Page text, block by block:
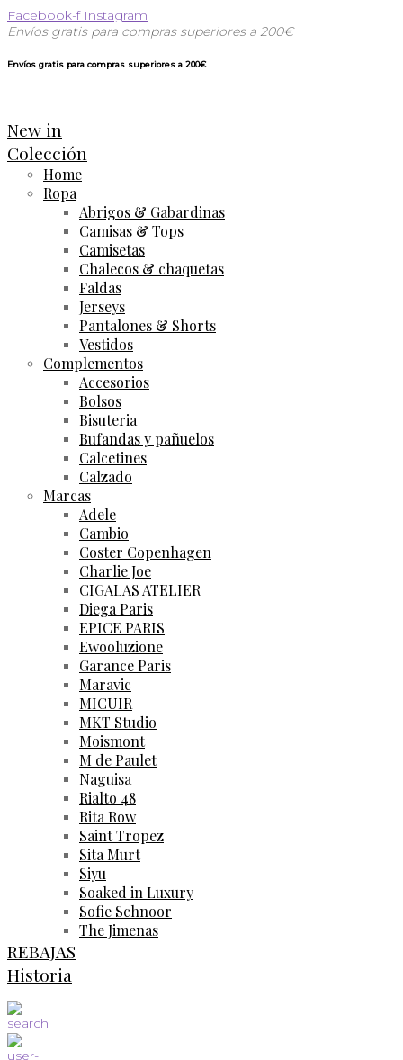
Facebook-f Instagram
Envíos gratis para compras superiores a 200€
Envíos gratis para compras superiores a 200€
New in
Colección
Home
Ropa
Abrigos & Gabardinas
Camisas & Tops
Camisetas
Chalecos & chaquetas
Faldas
Jerseys
Pantalones & Shorts
Vestidos
Complementos
Accesorios
Bolsos
Bisuteria
Bufandas y pañuelos
Calcetines
Calzado
Marcas
Adele
Cambio
Coster Copenhagen
Charlie Joe
CIGALAS ATELIER
Diega Paris
EPICE PARIS
Ewooluzione
Garance Paris
Maravic
MICUIR
MKT Studio
Moismont
M de Paulet
Naguisa
Rialto 48
Rita Row
Saint Tropez
Sita Murt
Siyu
Soaked in Luxury
Sofie Schnoor
The Jimenas
REBAJAS
Historia